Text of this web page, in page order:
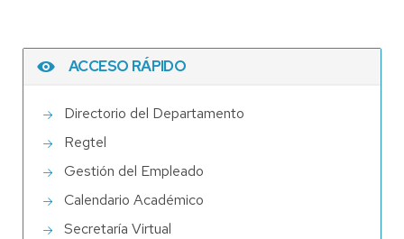
ACCESO RÁPIDO
Directorio del Departamento
Regtel
Gestión del Empleado
Calendario Académico
Secretaría Virtual